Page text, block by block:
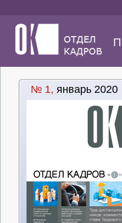
№ 1, январь 2020